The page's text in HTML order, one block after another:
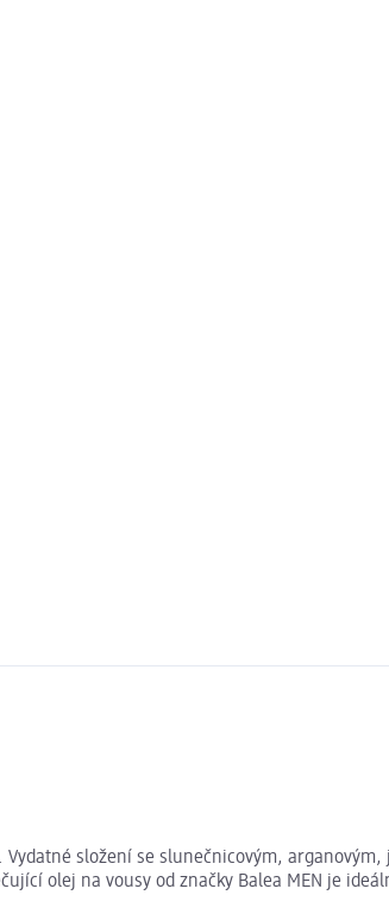
složení se slunečnicovým,
olej na vousy od značky Balea MEN je